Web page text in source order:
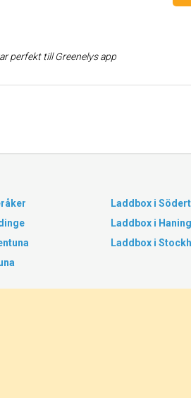
perfekt till Greenelys app
Laddbox i
Laddbox i
Laddbox i